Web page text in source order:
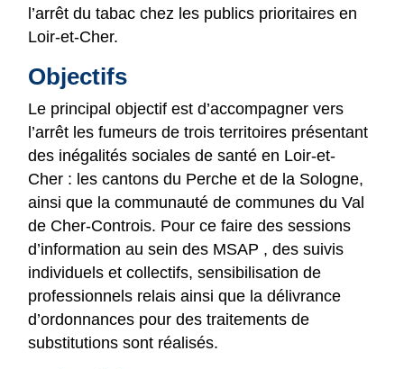
l’arrêt du tabac chez les publics prioritaires en
Loir-et-Cher.
Objectifs
Le principal objectif est d’accompagner vers
l’arrêt les fumeurs de trois territoires présentant
des inégalités sociales de santé en Loir-et-
Cher : les cantons du Perche et de la Sologne,
ainsi que la communauté de communes du Val
de Cher-Controis. Pour ce faire des sessions
d’information au sein des MSAP , des suivis
individuels et collectifs, sensibilisation de
professionnels relais ainsi que la délivrance
d’ordonnances pour des traitements de
substitutions sont réalisés.